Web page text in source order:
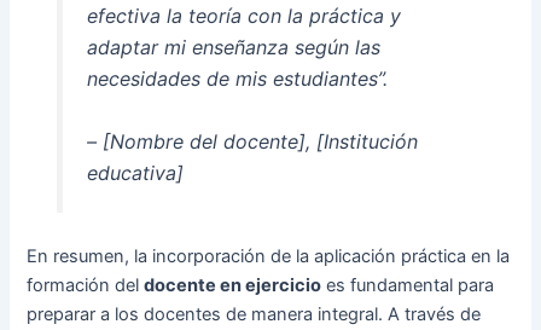
efectiva la teoría con la práctica y
adaptar mi enseñanza según las
necesidades de mis estudiantes”.
– [Nombre del docente], [Institución
educativa]
En resumen, la incorporación de la aplicación práctica en la
formación deldocente en ejercicio es fundamental para
preparar a los docentes de manera integral. A través de